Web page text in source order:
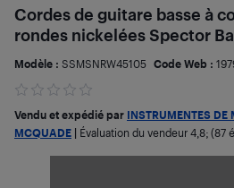
Cordes de guitare basse à
rondes nickelées Spector
Modèle : SSMSNRW45105 Code Web :
Vendu et expédié par INSTRUMENTES DE
MCQUADE
Évaluation du vendeur 4,8; (87